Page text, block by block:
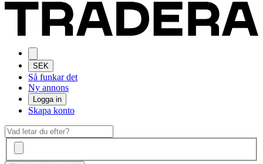
SEK
Så funkar det
Ny annons
Logga in
Skapa konto